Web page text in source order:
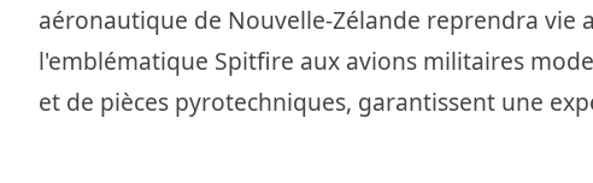
aéronautique de Nouvelle-Zélande reprendra vie
l'emblématique Spitfire aux avions militaires
et de pièces pyrotechniques, garantissent une